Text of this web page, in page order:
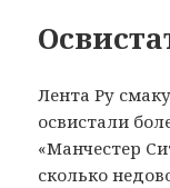
Лента Ру
освистали
«Манчестер
сколько